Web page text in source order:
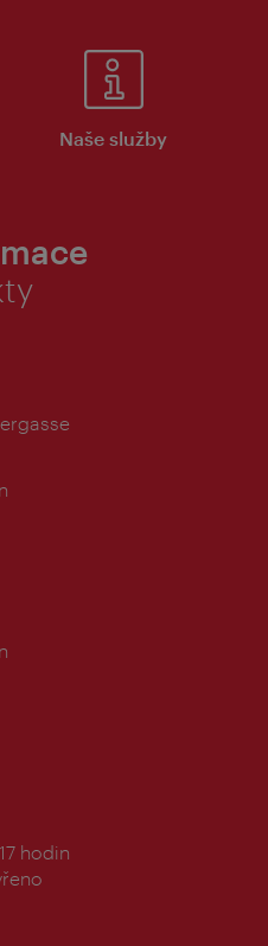
Naše služby
hodin